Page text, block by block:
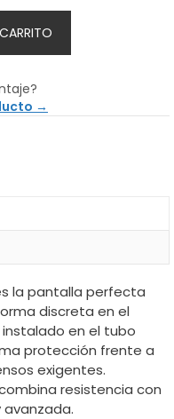
→
la pantalla perfecta
discreta en el
en el tubo
protección frente a
exigentes.
resistencia con